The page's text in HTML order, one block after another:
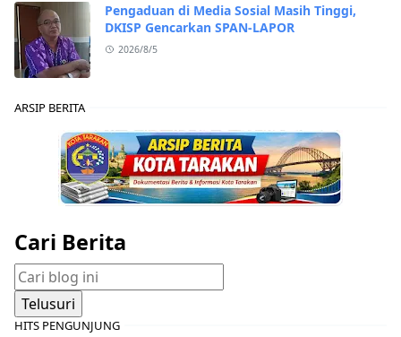
Pengaduan di Media Sosial Masih Tinggi,
DKISP Gencarkan SPAN-LAPOR
2026/8/5
ARSIP BERITA
Cari Berita
HITS PENGUNJUNG